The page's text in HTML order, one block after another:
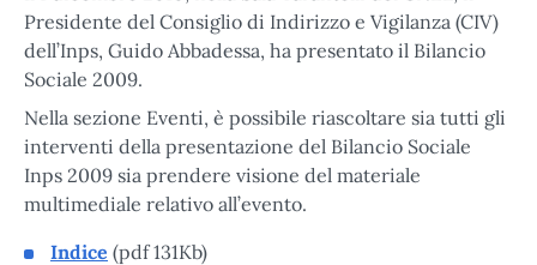
Presidente del Consiglio di Indirizzo e Vigilanza (CIV)
dell’Inps, Guido Abbadessa, ha presentato il Bilancio
Sociale 2009.
Nella sezione Eventi, è possibile riascoltare sia tutti gli
interventi della presentazione del Bilancio Sociale
Inps 2009 sia prendere visione del materiale
multimediale relativo all’evento.
Indice (pdf 131Kb)